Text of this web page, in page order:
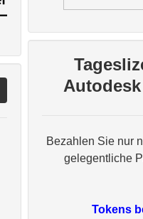
Bezahlen Sie nur
gelegentliche
Tokens